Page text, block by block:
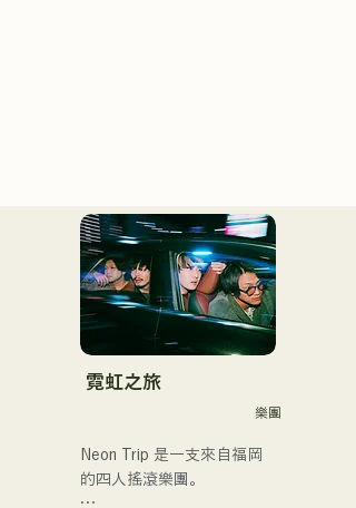
霓虹之旅
樂團
Neon Trip 是一支來自福岡
的四人搖滾樂團。